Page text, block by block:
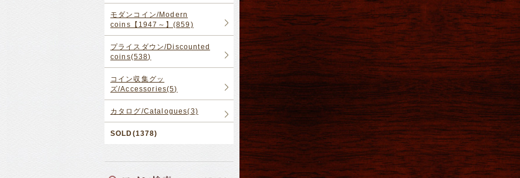
モダンコイン/Modern
coins【1947～】(859)
プライスダウン/Discounted
coins(538)
コイン収集グッ
ズ/Accessories(5)
カタログ/Catalogues(3)
SOLD(1378)